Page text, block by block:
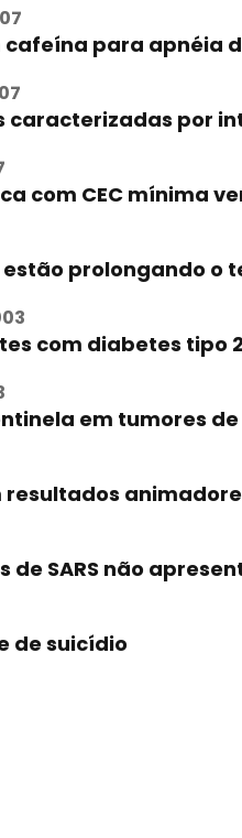
cafeína para apnéia
por
com CEC mínima
prolongando o
com diabetes tipo 2
em tumores
SARS não
de suicídio